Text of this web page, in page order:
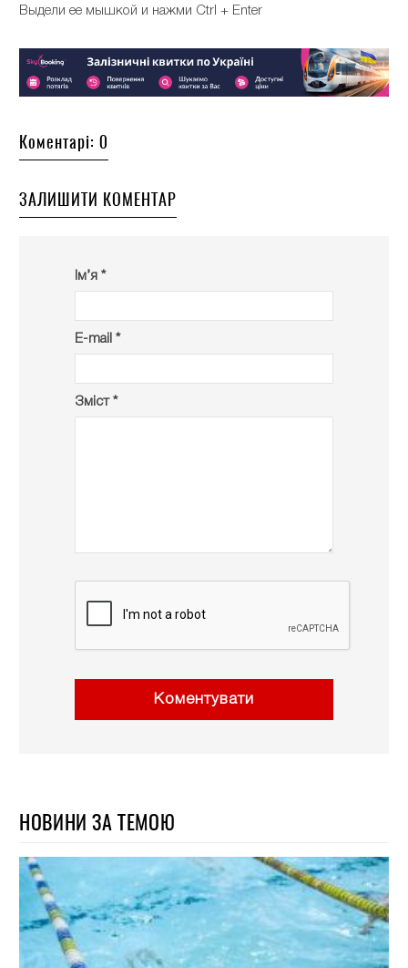
Выдели ее мышкой и нажми Ctrl + Enter
Коментарі: 0
ЗАЛИШИТИ КОМЕНТАР
Ім’я *
E-mail *
Зміст *
Коментувати
НОВИНИ ЗА ТЕМОЮ